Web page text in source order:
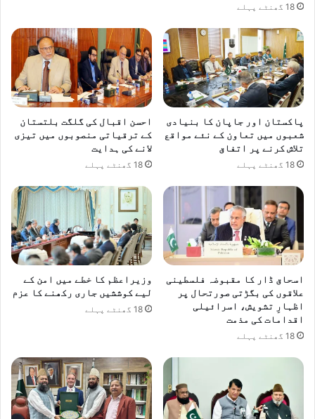
18 گھنٹے پہلے
پاکستان اور جاپان کا بنیادی
شعبوں میں تعاون کے نئے مواقع
تلاش کرنے پر اتفاق
18 گھنٹے پہلے
احسن اقبال کی گلگت بلتستان
کے ترقیاتی منصوبوں میں تیزی
لانے کی ہدایت
18 گھنٹے پہلے
اسحاق ڈار کا مقبوضہ فلسطینی
علاقوں کی بگڑتی صورتحال پر
اظہارِ تشویش، اسرائیلی
اقدامات کی مذمت
18 گھنٹے پہلے
وزیراعظم کا خطے میں امن کے
لیے کوششیں جاری رکھنے کا عزم
18 گھنٹے پہلے